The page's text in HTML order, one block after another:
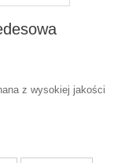
z wysokiej jakości